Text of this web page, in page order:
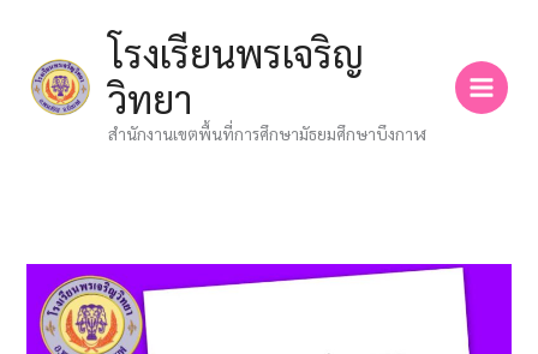
content
โรงเรียนพรเจริญ
วิทยา
สำนักงานเขตพื้นที่การศึกษามัธยมศึกษาบึงกาฬ